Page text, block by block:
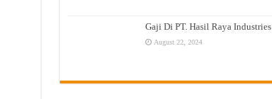
Gaji Di PT. Hasil Raya Industries
August 22, 2024